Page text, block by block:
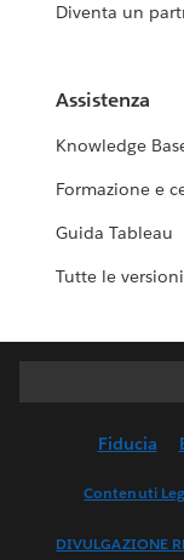
Diventa un
Assistenza
Knowledge
Formazione e
Guida Tableau
Tutte le versioni
Fiducia
Contenuti
DIVULGAZIONE